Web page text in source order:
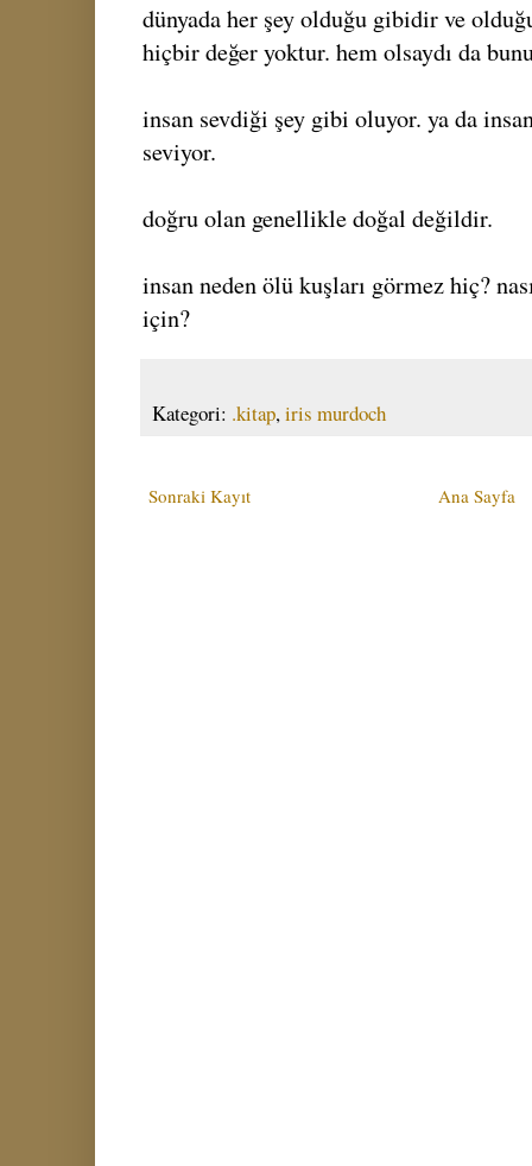
dünyada her şey olduğu gibidir ve
hiçbir değer yoktur. hem olsaydı da
insan sevdiği şey gibi oluyor. ya da
seviyor.
doğru olan genellikle doğal değildir.
insan neden ölü kuşları görmez hiç?
için?
Kategori: .kitap,iris murdoch
Sonraki Kayıt Ana Sayfa